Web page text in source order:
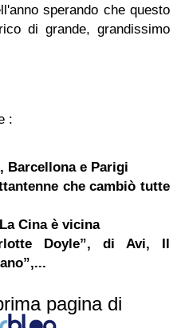
sperando che questo
di grande, grandissimo
:
Barcellona e Parigi
che cambiò tutte
Cina è vicina
Doyle”, di Avi, Il
pagina di